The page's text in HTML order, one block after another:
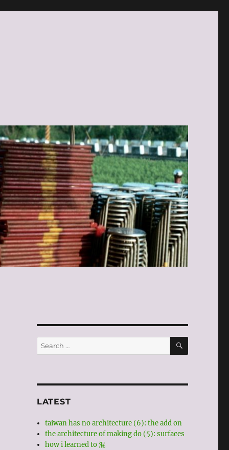
Search
for:
SEARCH
LATEST
taiwan has no architecture (6): the add on
the architecture of making do (5): surfaces
how i learned to 混